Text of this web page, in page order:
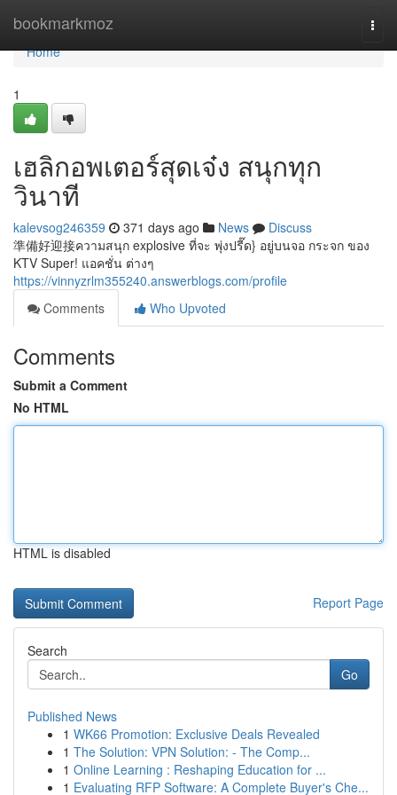
bookmarkmoz
Home
Home
1
เฮลิกอพเตอร์สุดเจ๋ง สนุกทุก
วินาที
kalevsog246359 371 days ago News
Discuss
準備好迎接ความสนุก explosive ที่จะ พุ่งปรี๊ด} อยู่บนจอ กระจก ของ
KTV Super! แอคชั่น ต่างๆ
https://vinnyzrlm355240.answerblogs.com/profile
Comments
Who Upvoted
Comments
Submit a Comment
No HTML
HTML is disabled
Report Page
Search
Go
Published News
1 WK66 Promotion: Exclusive Deals Revealed
1 The Solution: VPN Solution: - The Comp...
1 Online Learning : Reshaping Education for ...
1 Evaluating RFP Software: A Complete Buyer's Che...